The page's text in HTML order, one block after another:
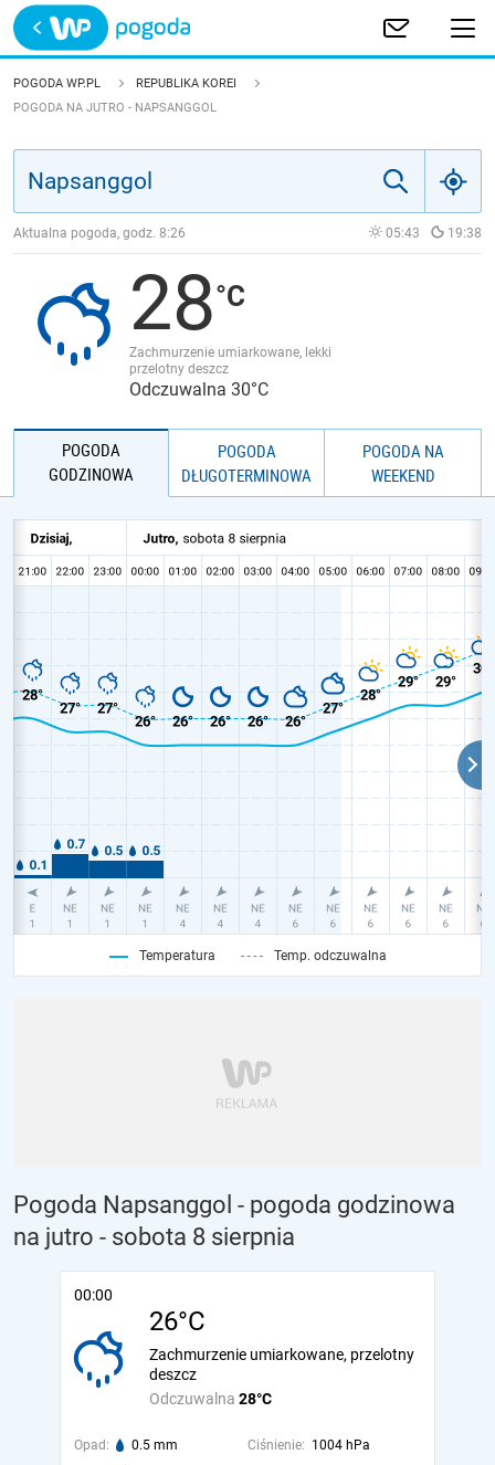
Trwa ładowanie
POLSKA
JAKOŚĆ POWIETRZA
POGODA WP.PL
REPUBLIKA KOREI
POGODA NA JUTRO - NAPSANGGOL
Aktualna pogoda, godz. 8:26 05:43 19:38
28
Zachmurzenie umiarkowane, lekki
przelotny deszcz
Odczuwalna 30°C
POGODA
GODZINOWA
POGODA
DŁUGOTERMINOWA
POGODA NA
WEEKEND
Temperatura Temp. odczuwalna
Pogoda Napsanggol - pogoda godzinowa
na jutro - sobota 8 sierpnia
00:00
26°C
Odczuwalna 28°C
Zachmurzenie umiarkowane, przelotny
deszcz
Opad: 0.5 mm Ciśnienie: 1004 hPa